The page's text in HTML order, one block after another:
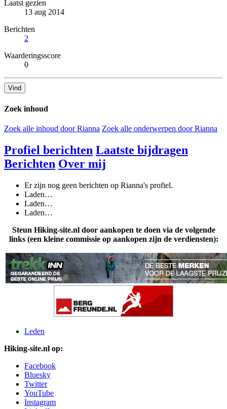
Laatst gezien
13 aug 2014
Berichten
2
Waarderingsscore
0
Vind
Zoek inhoud
Zoek alle inhoud door Rianna Zoek alle onderwerpen door Rianna
Profiel berichten Laatste bijdragen
Berichten Over mij
Er zijn nog geen berichten op Rianna's profiel.
Laden…
Laden…
Laden…
Steun Hiking-site.nl door aankopen te doen via de volgende
links (een kleine commissie op aankopen zijn de verdiensten):
Leden
Hiking-site.nl op:
Facebook
Bluesky
Twitter
YouTube
Instagram